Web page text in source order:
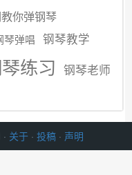
你弹钢琴
琴弹唱 钢琴教学
练习 钢琴老师
关于 · 投稿 · 声明